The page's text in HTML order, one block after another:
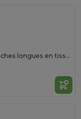
MOSCU Chemise à manches longues en tissu stretch